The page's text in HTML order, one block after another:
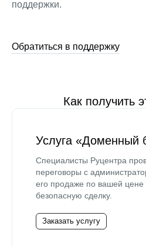
поддержки.
Обратиться в поддержку
Как получить
Услуга «Доменный
Специалисты Руцентра
переговоры с
его продаже по вашей цене
безопасную сделку.
Заказать услугу